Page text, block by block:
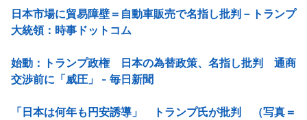
日本市場に貿易障壁＝自動車販売で名指し批判－トランプ
大統領：時事ドットコム
始動：トランプ政権 日本の為替政策、名指し批判 通商
交渉前に「威圧」 - 毎日新聞
「日本は何年も円安誘導」 トランプ氏が批判 （写真＝